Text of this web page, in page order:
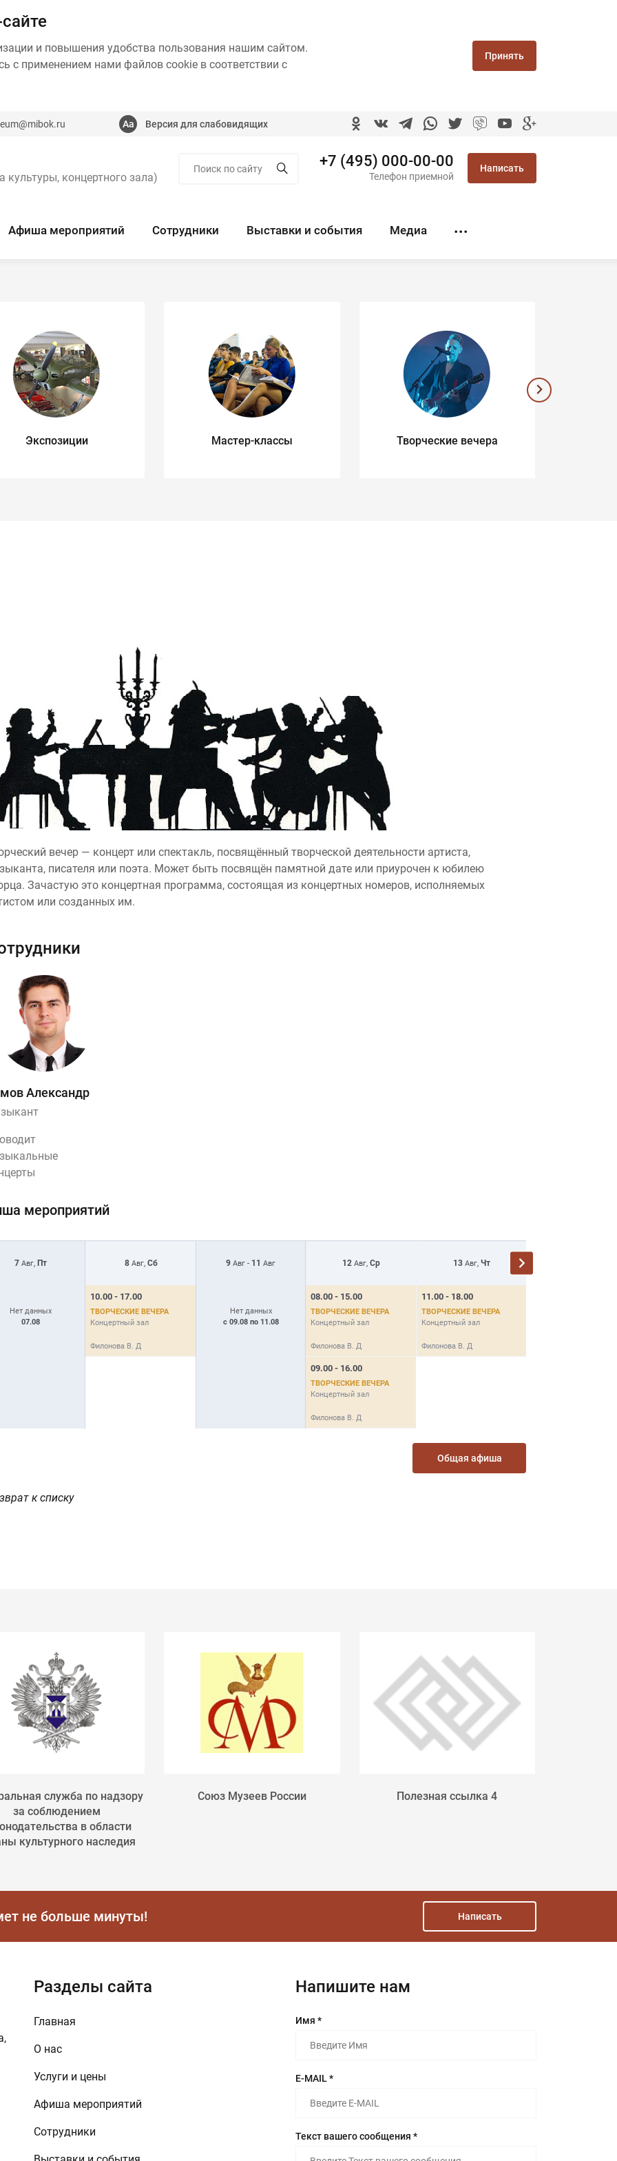
и повышения удобства пользования нашим сайтом.
с применением нами файлов cookie в соответствии с
Принять
Версия для слабовидящих
концертного зала)
+7 (495) 000-00-00
Телефон приемной
Написать
Афиша мероприятий Сотрудники Выставки и события Медиа
Экспозиции Мастер-классы Творческие вечера
вечер — концерт или спектакль, посвящённый творческой деятельности артиста,
писателя или поэта. Может быть посвящён памятной дате или приурочен к юбилею
Зачастую это концертная программа, состоящая из концертных номеров, исполняемых
или созданных им.
Александр
мероприятий
7Авг, Пт 8Авг, Сб 9 Авг - 11 Авг 12 Авг, Ср 13Авг, Чт
Нет данных
07.08
10.00 - 17.00
ТВОРЧЕСКИЕ ВЕЧЕРА
Концертный зал
Филонова В. Д
Нет данных
с 09.08 по 11.08
08.00 - 15.00
ТВОРЧЕСКИЕ ВЕЧЕРА
Концертный зал
Филонова В. Д
09.00 - 16.00
ТВОРЧЕСКИЕ ВЕЧЕРА
Концертный зал
Филонова В. Д
11.00 - 18.00
ТВОРЧЕСКИЕ ВЕЧЕРА
Концертный зал
Филонова В. Д
Общая афиша
к списку
служба по надзору
за соблюдением
в области
культурного наследия
Союз Музеев России Полезная ссылка 4
не больше минуты! Написать
Разделы сайта
Главная
О нас
Услуги и цены
Афиша мероприятий
Сотрудники
Напишите нам
Имя *
E-MAIL *
Текст вашего сообщения *